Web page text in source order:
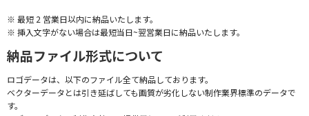
※ 最短 2 営業日以内に納品いたします。
※ 挿入文字がない場合は最短当日~翌営業日に納品いたします。
納品ファイル形式について
ロゴデータは、以下のファイル全て納品しております。
ベクターデータとは引き延ばしても画質が劣化しない制作業界標準のデータで
す。